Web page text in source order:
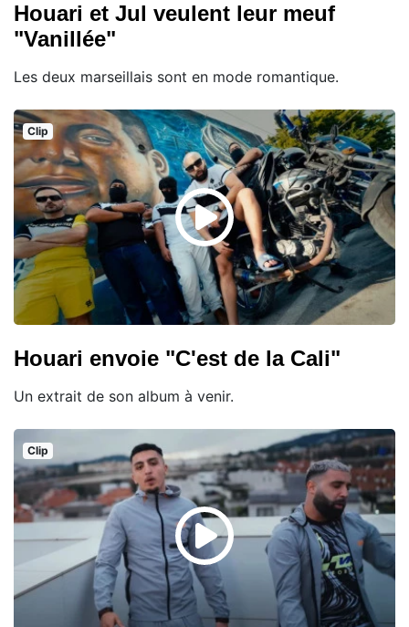
Houari et Jul veulent leur meuf
"Vanillée"
Les deux marseillais sont en mode romantique.
Clip
Houari envoie "C'est de la Cali"
Un extrait de son album à venir.
Clip